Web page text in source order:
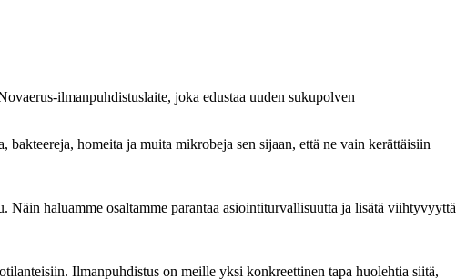
ilmanpuhdistuslaite, joka edustaa uuden sukupolven
homeita ja muita mikrobeja sen sijaan, että ne vain kerättäisiin
Näin haluamme osaltamme parantaa asiointiturvallisuutta ja lisätä viihtyvyyttä
Ilmanpuhdistus on meille yksi konkreettinen tapa huolehtia siitä,